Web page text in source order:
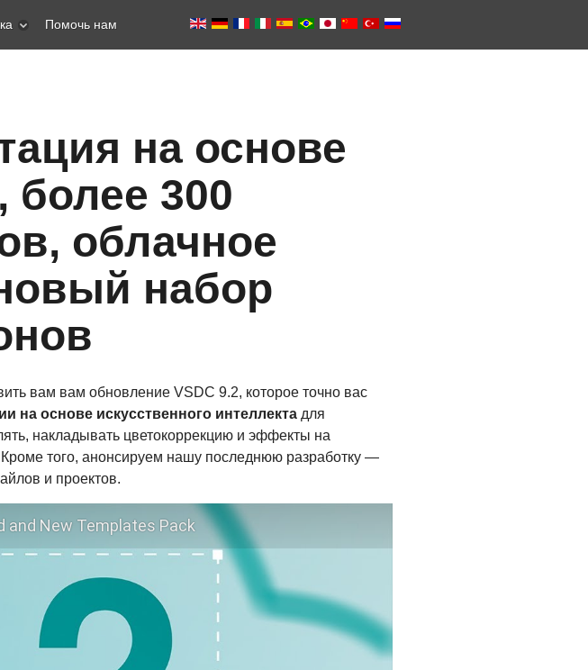
Помочь нам
на основе
300
облачное
набор
вам вам обновление VSDC 9.2, которое точно вас
на основе искусственного интеллекта для
накладывать цветокоррекцию и эффекты на
того, анонсируем нашу последнюю разработку —
и проектов.
and New Templates Pack